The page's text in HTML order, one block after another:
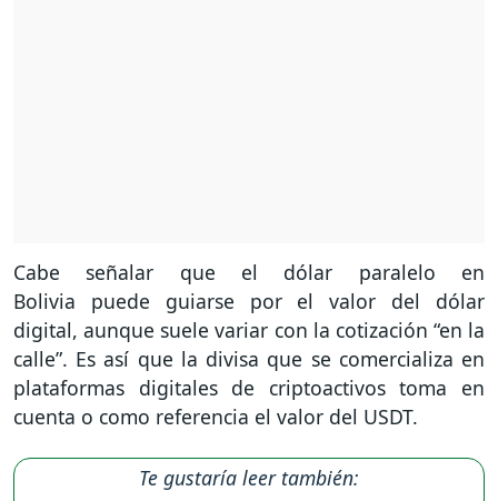
Cabe señalar que el dólar paralelo en
Bolivia puede guiarse por el valor del dólar
digital, aunque suele variar con la cotización “en la
calle”. Es así que la divisa que se comercializa en
plataformas digitales de criptoactivos toma en
cuenta o como referencia el valor del USDT.
Te gustaría leer también: